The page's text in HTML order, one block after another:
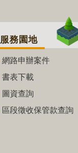
服務園地
網路申辦案件
書表下載
圖資查詢
區段徵收保管款查詢